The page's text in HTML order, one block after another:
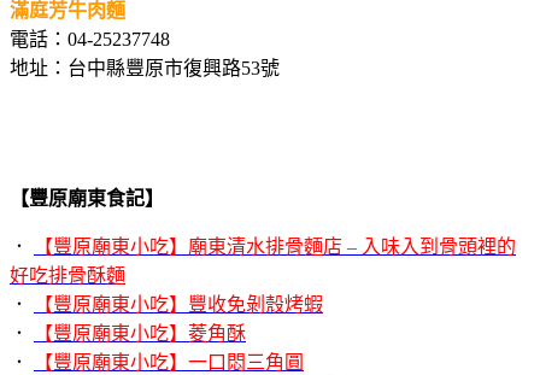
滿庭芳牛肉麵
電話：04-25237748
地址：台中縣豐原市復興路53號
【豐原廟東食記】
．
【豐原廟東小吃】廟東清水排骨麵店 – 入味入到骨頭裡的
好吃排骨酥麵
．
【豐原廟東小吃】豐收免剝殼烤蝦
．
【豐原廟東小吃】菱角酥
．
【豐原廟東小吃】一口悶三角圓